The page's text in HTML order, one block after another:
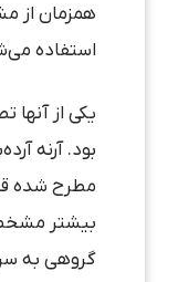
همزمان از
استفاده
یکی از
بود. آرنه
مطرح شده
بیشتر
گروهی به